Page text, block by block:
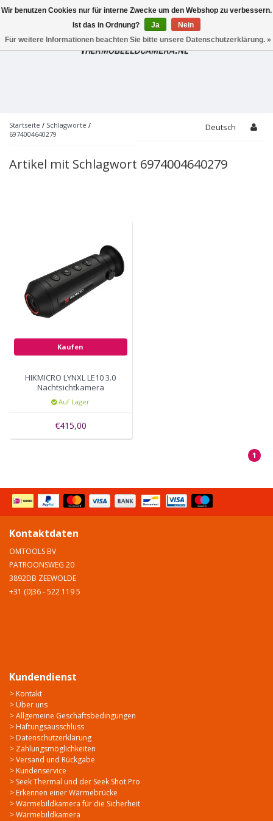
Toggle
Startseite / Schlagworte /
6974004640279
Deutsch
Artikel mit Schlagwort 6974004640279
Kaufen
HIKMICRO LYNXL LE10 3.0
Nachtsichtkamera
Auf Lager
€415,00
1
Kontaktdaten
OMTOOLS BV
PATROONSWEG 20
3892DB ZEEWOLDE
+31 (0)36 - 522 119 5
Kundendienst
> Kontakt
> Über uns
> Allgemeine Geschäftsbedingungen
> Haftungsausschluss
> Datenschutzerklärung
> Zahlungsmöglichkeiten
> Versand und Rückgabe
> Kundenservice
> Seek Thermal und der Seek Shot Pro
> Erkennen einer Wärmebrücke
> Wärmebildkamera für die Sicherheit
> Wärmebildkamera
Wir benutzen Cookies nur für interne Zwecke um den Webshop zu verbessern.
Ist das in Ordnung?
Ja
Nein
Für weitere Informationen beachten Sie bitte unsere Datenschutzerklärung. »